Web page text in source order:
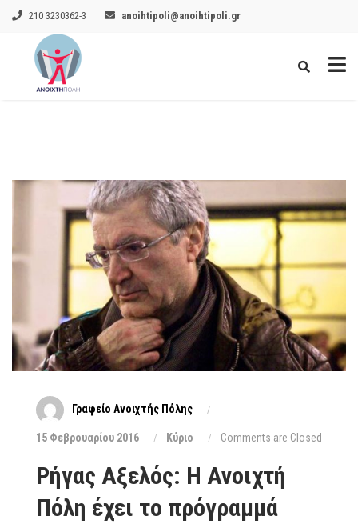
210 3230362-3 anoihtipoli@anoihtipoli.gr
Γραφείο Ανοιχτής Πόλης
15 Φεβρουαρίου 2016 Κύριο Comments are Closed
Ρήγας Αξελός: H Ανοιχτή
Πόλη έχει το πρόγραμμά